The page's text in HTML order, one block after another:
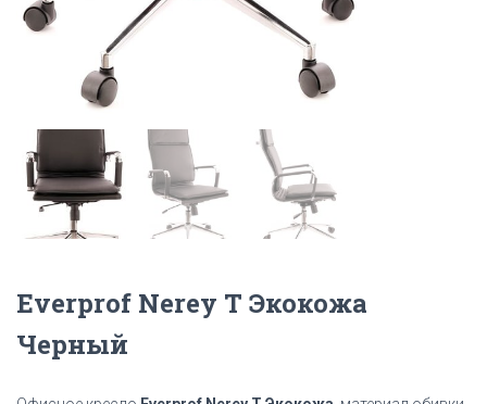
Everprof Nerey T Экокожа
Черный